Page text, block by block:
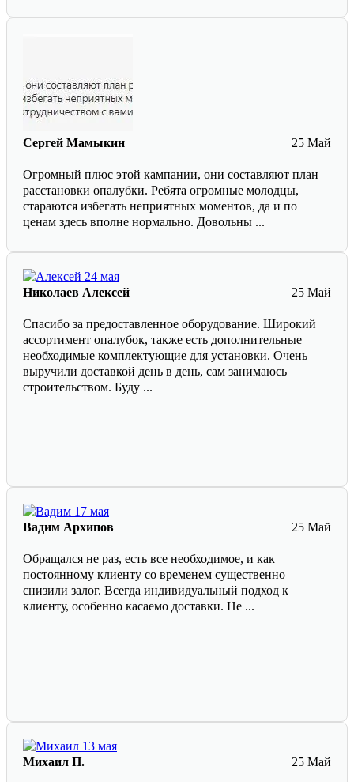
25 Май
Сергей Мамыкин
Огромный плюс этой кампании, они составляют план
расстановки опалубки. Ребята огромные молодцы,
стараются избегать неприятных моментов, да и по
ценам здесь вполне нормально. Довольны ...
25 Май
Николаев Алексей
Спасибо за предоставленное оборудование. Широкий
ассортимент опалубок, также есть дополнительные
необходимые комплектующие для установки. Очень
выручили доставкой день в день, сам занимаюсь
строительством. Буду ...
25 Май
Вадим Архипов
Обращался не раз, есть все необходимое, и как
постоянному клиенту со временем существенно
снизили залог. Всегда индивидуальный подход к
клиенту, особенно касаемо доставки. Не ...
25 Май
Михаил П.